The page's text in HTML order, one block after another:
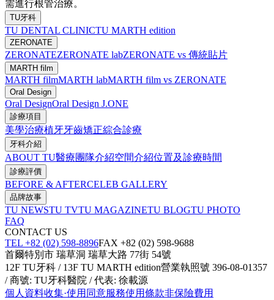
需進行根管治療。
TU牙科
TU DENTAL CLINICTU MARTH edition
ZERONATE
ZERONATEZERONATE labZERONATE vs 傳統貼片
MARTH film
MARTH filmMARTH labMARTH film vs ZERONATE
Oral Design
Oral DesignOral Design J.ONE
診療項目
美學治療植牙牙齒矯正綜合診療
牙科介紹
ABOUT TU醫療團隊介紹空間介紹位置及診療時間
診療評價
BEFORE & AFTERCELEB GALLERY
品牌故事
TU NEWSTU TVTU MAGAZINETU BLOGTU PHOTO
FAQ
CONTACT US
TEL +82 (02) 598-8896FAX +82 (02) 598-9688
首爾特別市 瑞草洞 瑞草大路 77街 54號
12F TU牙科 / 13F TU MARTH edition營業執照號 396-08-01357
/ 商號: TU牙科醫院 / 代表: 徐載源
個人資料收集·使用同意服務使用條款非保險費用